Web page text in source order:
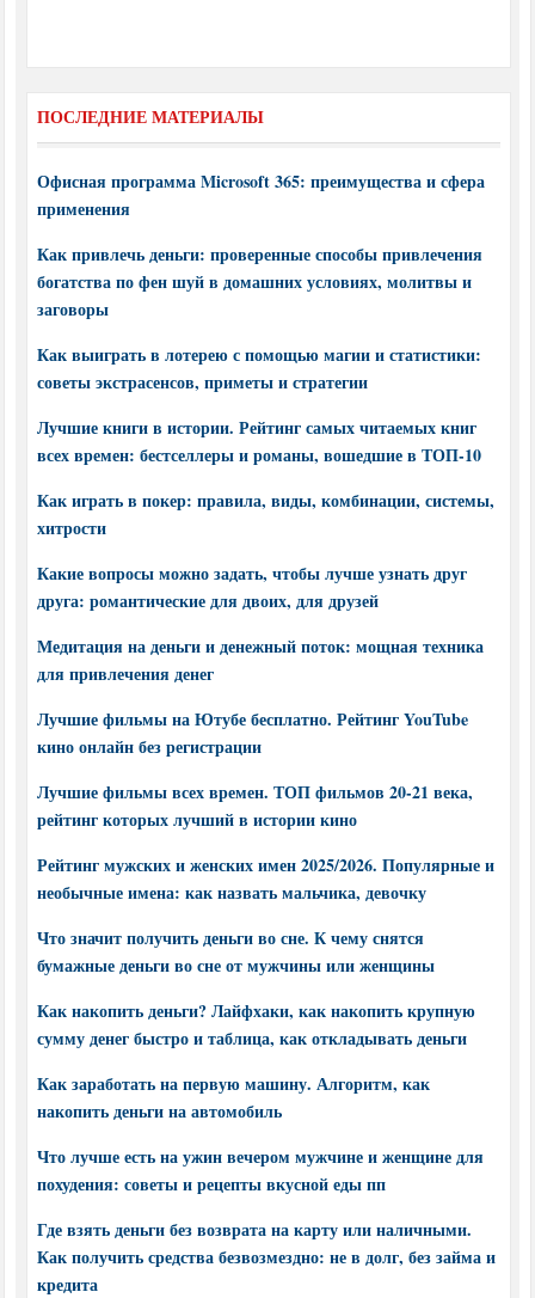
ПОСЛЕДНИЕ МАТЕРИАЛЫ
Офисная программа Microsoft 365: преимущества и сфера
применения
Как привлечь деньги: проверенные способы привлечения
богатства по фен шуй в домашних условиях, молитвы и
заговоры
Как выиграть в лотерею с помощью магии и статистики:
советы экстрасенсов, приметы и стратегии
Лучшие книги в истории. Рейтинг самых читаемых книг
всех времен: бестселлеры и романы, вошедшие в ТОП-10
Как играть в покер: правила, виды, комбинации, системы,
хитрости
Какие вопросы можно задать, чтобы лучше узнать друг
друга: романтические для двоих, для друзей
Медитация на деньги и денежный поток: мощная техника
для привлечения денег
Лучшие фильмы на Ютубе бесплатно. Рейтинг YouTube
кино онлайн без регистрации
Лучшие фильмы всех времен. ТОП фильмов 20-21 века,
рейтинг которых лучший в истории кино
Рейтинг мужских и женских имен 2025/2026. Популярные и
необычные имена: как назвать мальчика, девочку
Что значит получить деньги во сне. К чему снятся
бумажные деньги во сне от мужчины или женщины
Как накопить деньги? Лайфхаки, как накопить крупную
сумму денег быстро и таблица, как откладывать деньги
Как заработать на первую машину. Алгоритм, как
накопить деньги на автомобиль
Что лучше есть на ужин вечером мужчине и женщине для
похудения: советы и рецепты вкусной еды пп
Где взять деньги без возврата на карту или наличными.
Как получить средства безвозмездно: не в долг, без займа и
кредита